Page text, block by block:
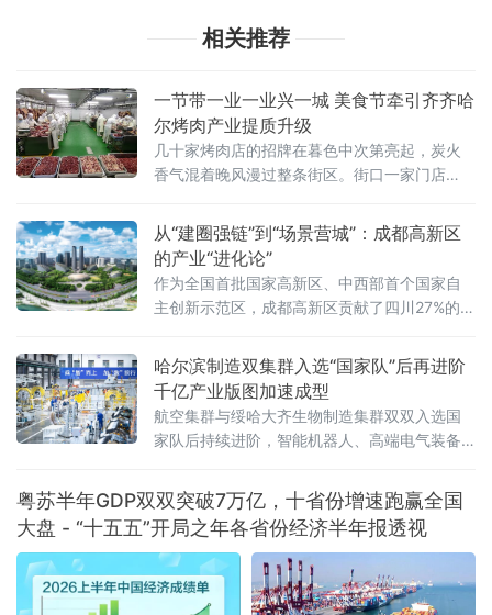
相关推荐
一节带一业一业兴一城 美食节牵引齐齐哈
尔烤肉产业提质升级
几十家烤肉店的招牌在暮色中次第亮起，炭火
香气混着晚风漫过整条街区。街口一家门店
烟火气里，有一个值得留意的细节——街面上
不少店门口都贴出了“诚招加盟”的告示，有的还
标注着“全供应链配送”“总部统一培训”等字样。
就在几年前，这些小店大多
从“建圈强链”到“场景营城”：成都高新区
的产业“进化论”
作为全国首批国家高新区、中西部首个国家自
主创新示范区，成都高新区贡献了四川27%的专
以及超过50%的科创板上市公司
哈尔滨制造双集群入选“国家队”后再进阶
千亿产业版图加速成型
航空集群与绥哈大齐生物制造集群双双入选国
家队后持续进阶，智能机器人、高端电气装备
焕新”的产业版图正在冰城大地渐次铺展。双集
群入选“国家队”，产业根基持续夯实2
粤苏半年GDP双双突破7万亿，十省份增速跑赢全国
大盘 - “十五五”开局之年各省份经济半年报透视